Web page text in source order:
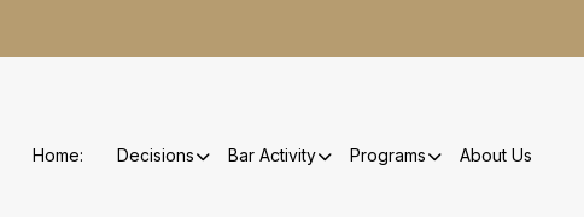
Home: Decisions Bar Activity Programs About Us